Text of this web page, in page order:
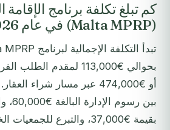
كم تبلغ تكلفة برنامج الإقامة
(Malta MPRP) في عام 2026؟
بحوالي €113,000 لمقدم
أو €474,000 عبر مسار شراء
بين